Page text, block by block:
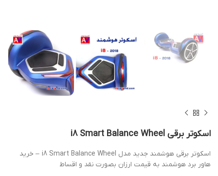
اسکوتر برقی i8 Smart Balance Wheel
اسکوتر برقی هوشمند جدید مدل i8 Smart Balance Wheel – خرید
هاور برد هوشمند به قیمت ارزان بصورت نقد و اقساط